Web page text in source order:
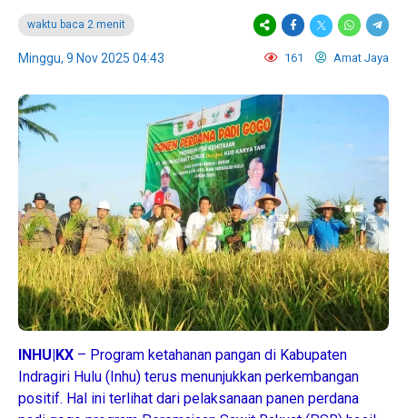
waktu baca 2 menit
Minggu, 9 Nov 2025 04:43 161 Amat Jaya
INHU|KX – Program ketahanan pangan di Kabupaten
Indragiri Hulu (Inhu) terus menunjukkan perkembangan
positif. Hal ini terlihat dari pelaksanaan panen perdana